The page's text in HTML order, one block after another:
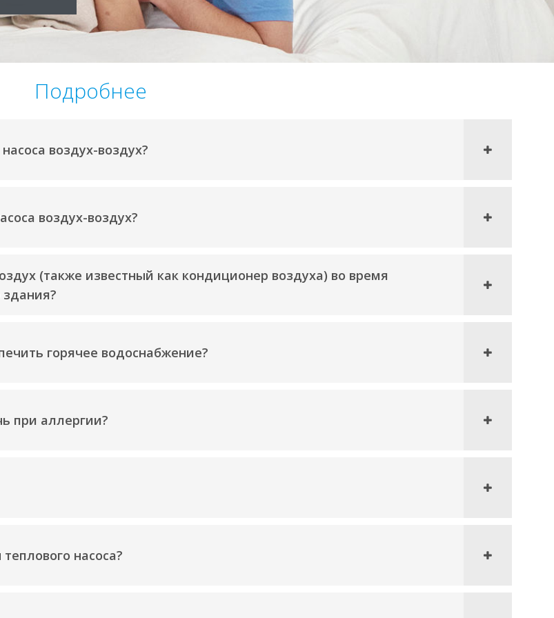
Подробнее
воздух-воздух?
воздух-воздух?
(также известный как кондиционер воздуха) во время
горячее водоснабжение?
при аллергии?
насоса?